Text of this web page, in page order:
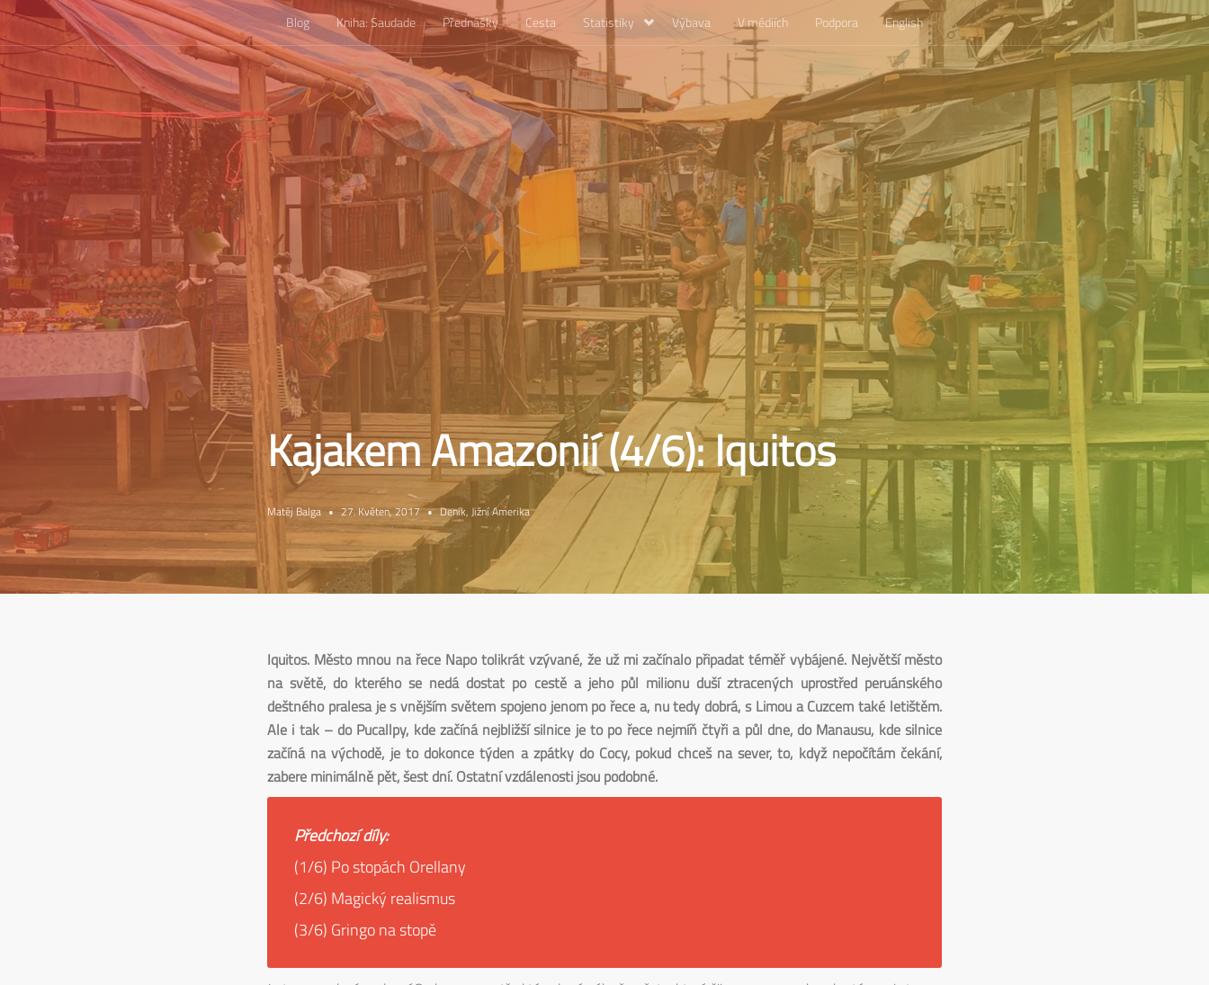
Blog Kniha: Saudade Přednášky Cesta Statistiky Výbava V médiích Podpora English
Kajakem Amazonií (4/6): Iquitos
Matěj Balga • 27. Květen, 2017 • Deník, Jižní Amerika
Iquitos. Město mnou na řece Napo tolikrát vzývané, že už mi začínalo připadat téměř vybájené. Největší město
na světě, do kterého se nedá dostat po cestě a jeho půl milionu duší ztracených uprostřed peruánského
deštného pralesa je s vnějším světem spojeno jenom po řece a, nu tedy dobrá, s Limou a Cuzcem také letištěm.
Ale i tak – do Pucallpy, kde začíná nejbližší silnice je to po řece nejmíň čtyři a půl dne, do Manausu, kde silnice
začíná na východě, je to dokonce týden a zpátky do Cocy, pokud chceš na sever, to, když nepočítám čekání,
zabere minimálně pět, šest dní. Ostatní vzdálenosti jsou podobné.
Předchozí díly:
(1/6) Po stopách Orellany
(2/6) Magický realismus
(3/6) Gringo na stopě